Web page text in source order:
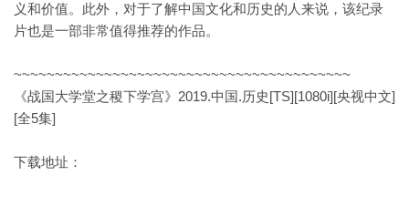
义和价值。此外，对于了解中国文化和历史的人来说，该纪录
片也是一部非常值得推荐的作品。
~~~~~~~~~~~~~~~~~~~~~~~~~~~~~~~~~~~~~~~~~
《战国大学堂之稷下学宫》2019.中国.历史[TS][1080i][央视中文]
[全5集]
下载地址：